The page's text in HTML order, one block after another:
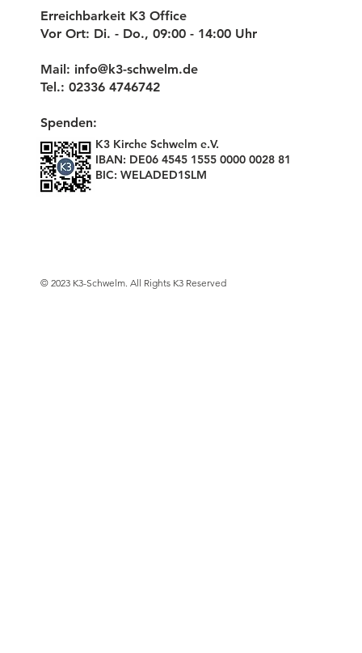
Erreichbarkeit K3 Office
Vor Ort: Di. - Do., 09:00 - 14:00 Uhr
Mail: info@k3-schwelm.de
Tel.: 02336 4746742
Spenden:
K3 Kirche Schwelm e.V.
IBAN: DE06 4545 1555 0000 0028 81
BIC: WELADED1SLM
© 2023 K3-Schwelm. All Rights K3 Reserved